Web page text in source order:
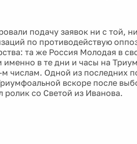
подачу заявок ни с той,
по противодействую
та же Россия Молодая в
именно в те дни и часы на
м числам. Одной из последних
вскоре после
ролик со Светой из Иванова.